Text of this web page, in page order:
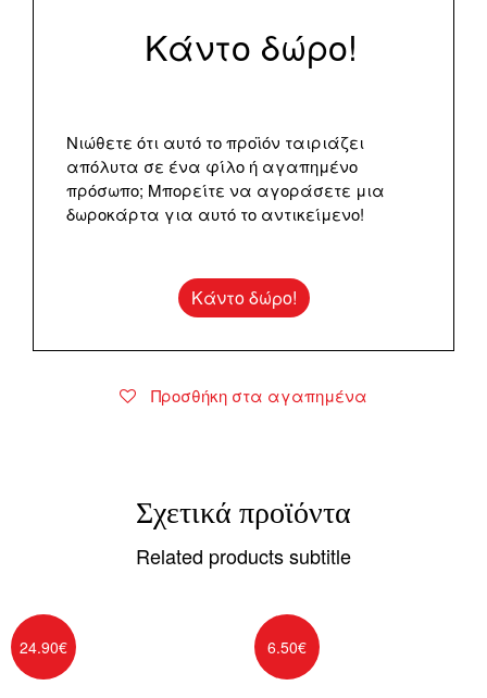
Κάντο δώρο!
Νιώθετε ότι αυτό το προϊόν ταιριάζει
απόλυτα σε ένα φίλο ή αγαπημένο
πρόσωπο; Μπορείτε να αγοράσετε μια
δωροκάρτα για αυτό το αντικείμενο!
Κάντο δώρο!
Προσθήκη στα αγαπημένα
Σχετικά προϊόντα
Related products subtitle
24.90€ 6.50€